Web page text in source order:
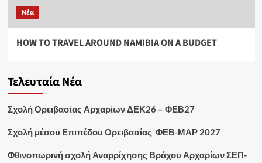
Νέα
HOW TO TRAVEL AROUND NAMIBIA ON A BUDGET
Τελευταία Νέα
Σχολή Ορειβασίας Αρχαρίων ΔΕΚ26 – ΦΕΒ27
Σχολή μέσου Επιπέδου Ορειβασίας ΦΕΒ-ΜΑΡ 2027
Φθινοπωρινή σχολή Αναρρίχησης Βράχου Αρχαρίων ΣΕΠ-